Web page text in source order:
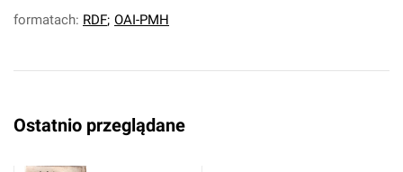
formatach: RDF; OAI-PMH
Ostatnio przeglądane